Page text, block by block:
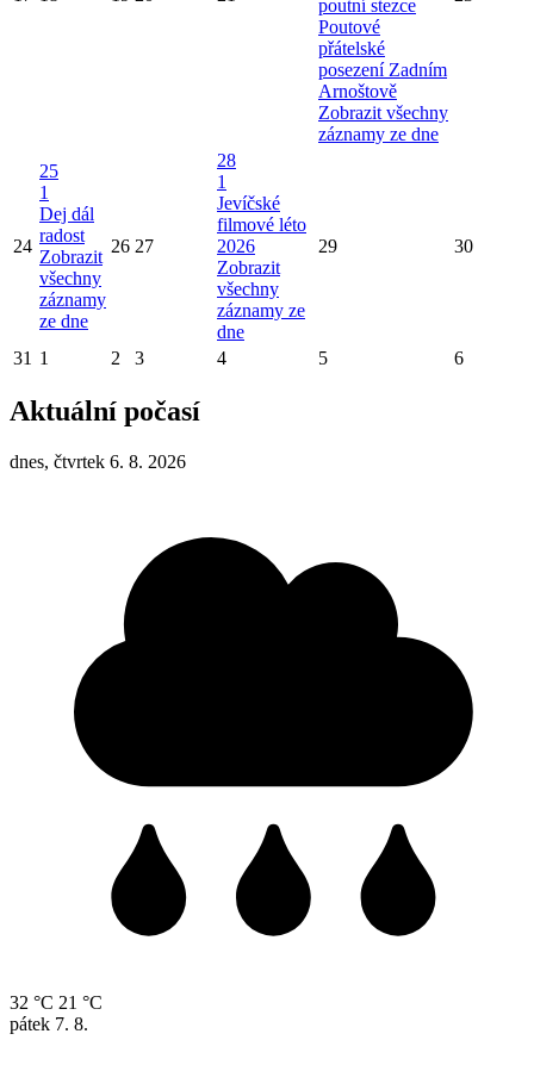
poutní stezce
Poutové
přátelské
posezení Zadním
Arnoštově
Zobrazit všechny
záznamy ze dne
24
25
1
Dej dál
radost
Zobrazit
všechny
záznamy
ze dne
26 27
28
1
Jevíčské
filmové léto
2026
Zobrazit
všechny
záznamy ze
dne
29 30
31 1 2 3 4 5 6
Aktuální počasí
dnes, čtvrtek 6. 8. 2026
32 °C 21 °C
pátek 7. 8.